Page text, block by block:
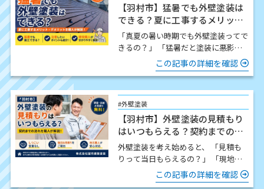
【羽村市】猛暑でも外壁塗装は
できる？夏に工事するメリッ
ト・注意点を職人が解説
「真夏の暑い時期でも外壁塗装ってで
きるの？」 「猛暑だと塗装に悪影響
はないの？」 この時期になると、こ
のようなご質問をいた…
この記事の詳細を確認
#外壁塗装
【羽村市】外壁塗装の見積もり
はいつもらえる？契約までの流
れを職人が解説
外壁塗装を考え始めると、 「見積も
りって当日もらえるの？」 「現地調
査したら契約しないといけないの？」
「どんな流れで進…
この記事の詳細を確認